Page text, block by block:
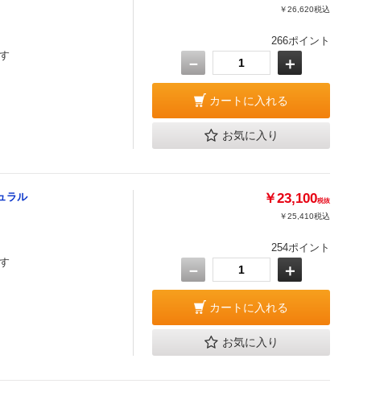
￥26,620税込
266ポイント
－ ＋
カートに入れる
お気に入り
ラル ￥23,100税抜
￥25,410税込
254ポイント
－ ＋
カートに入れる
お気に入り